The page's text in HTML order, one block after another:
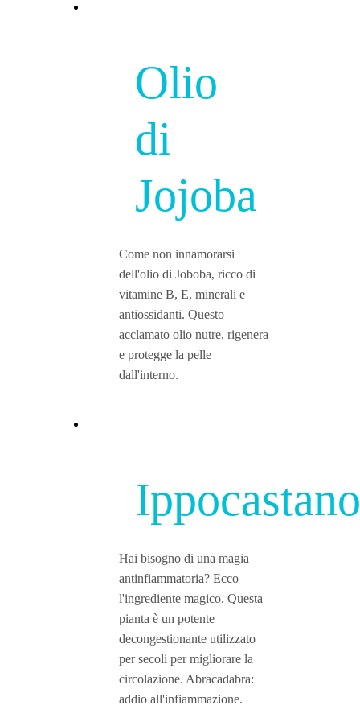
Olio
di
Jojoba
Come non innamorarsi
dell'olio di Joboba, ricco di
vitamine B, E, minerali e
antiossidanti. Questo
acclamato olio nutre, rigenera
e protegge la pelle
dall'interno.
Ippocastano
Hai bisogno di una magia
antinfiammatoria? Ecco
l'ingrediente magico. Questa
pianta è un potente
decongestionante utilizzato
per secoli per migliorare la
circolazione. Abracadabra:
addio all'infiammazione.